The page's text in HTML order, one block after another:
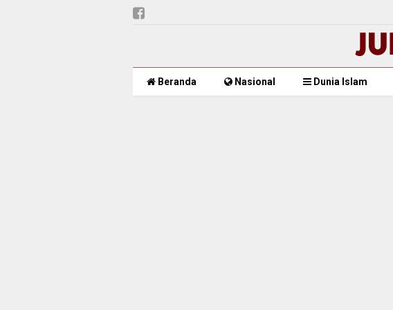
Beranda Nasional Dunia Islam